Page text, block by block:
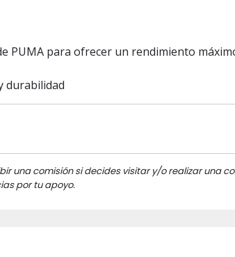
PUMA para ofrecer un rendimiento
durabilidad
una comisión si decides visitar y/o realizar una
por tu apoyo.